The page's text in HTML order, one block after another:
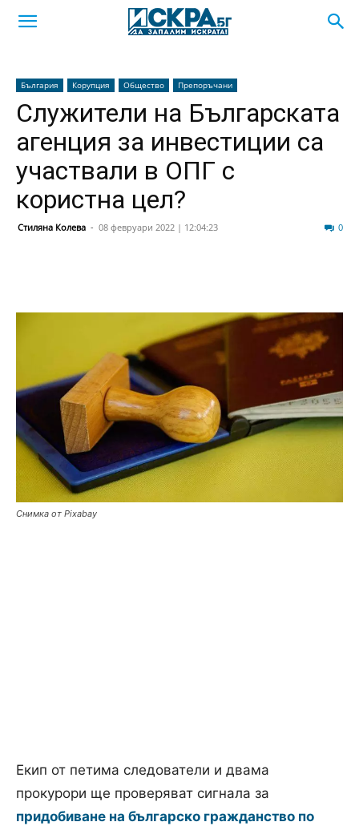
България Корупция Общество Препоръчани
Служители на Българската
агенция за инвестиции са
участвали в ОПГ с
користна цел?
Стиляна Колева - 08 февруари 2022 | 12:04:23 0
Снимка от Pixabay
Екип от петима следователи и двама
прокурори ще проверяват сигнала за
придобиване на българско гражданство по